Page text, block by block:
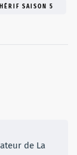
SAISON 5
de La